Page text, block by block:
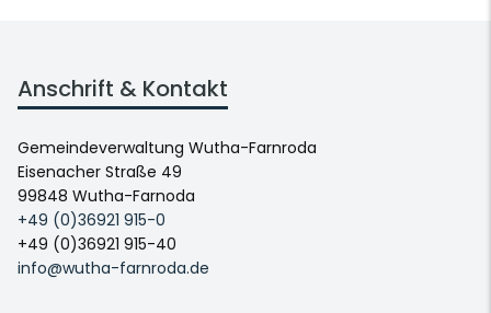
Anschrift & Kontakt
Gemeindeverwaltung Wutha-Farnroda
Eisenacher Straße 49
99848 Wutha-Farnoda
+49 (0)36921 915-0
+49 (0)36921 915-40
info@wutha-farnroda.de